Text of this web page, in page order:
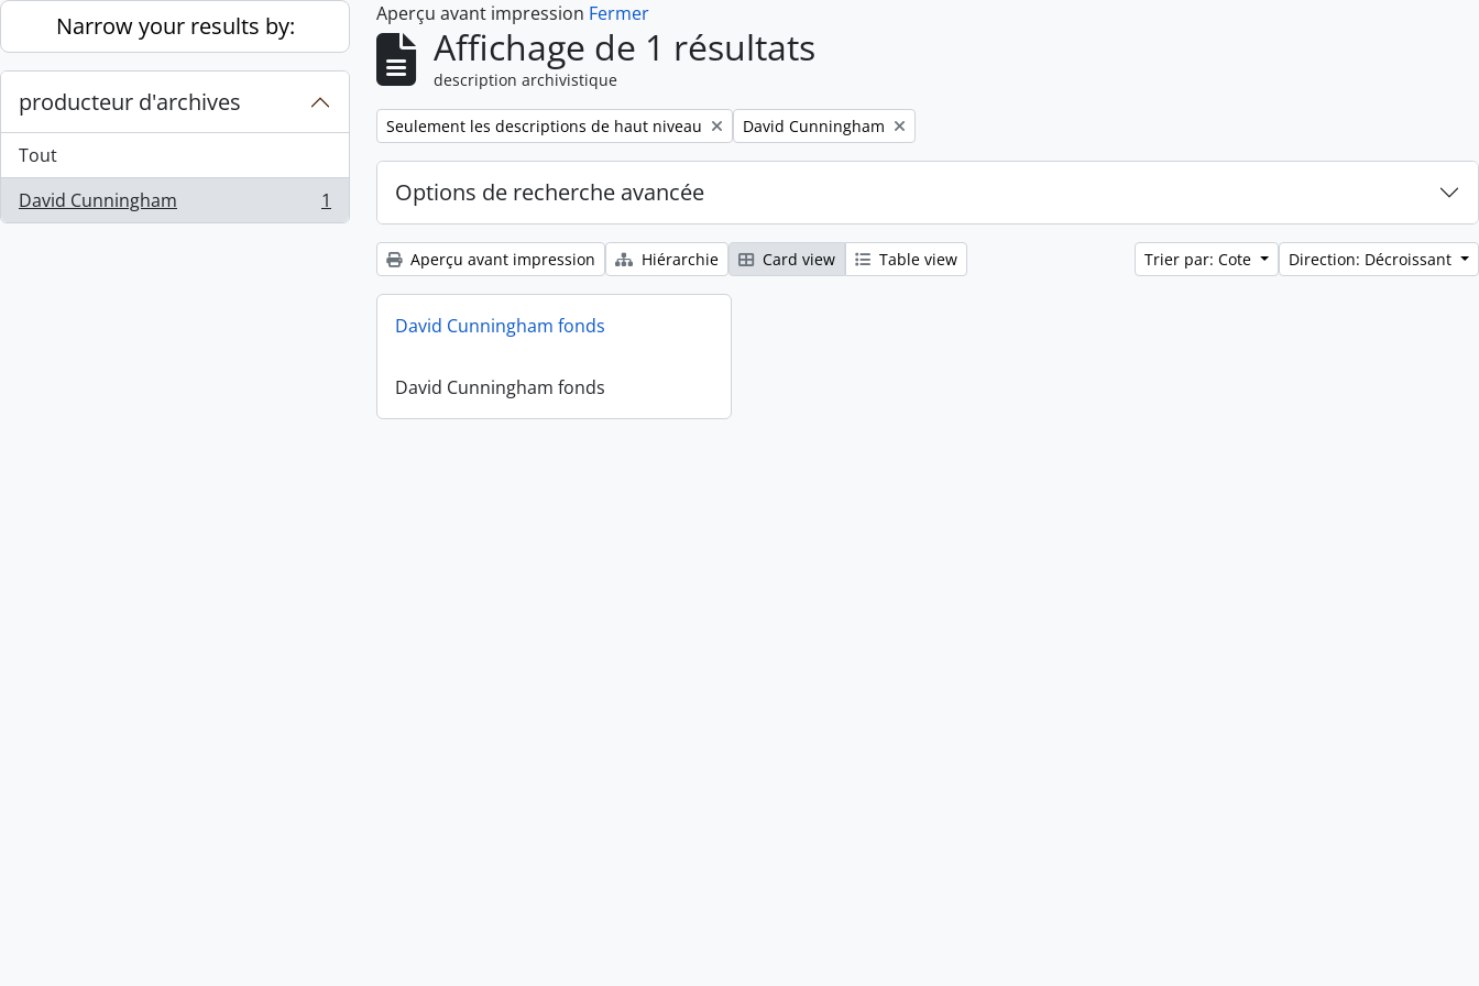
Skip to main content
Narrow your results by:
producteur d'archives
Tout
David Cunningham
, 1 résultats 1
Aperçu avant impression Fermer
Affichage de 1 résultats
description archivistique
Remove filter:
Seulement les descriptions de haut niveau Remove filter:
David Cunningham
Options de recherche avancée
Aperçu avant impression Hiérarchie Card view Table view Trier par: Cote Direction: Décroissant
David Cunningham fonds
David Cunningham fonds